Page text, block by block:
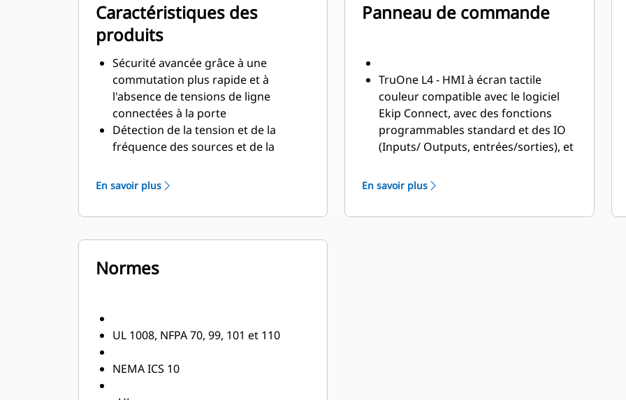
Caractéristiques des
produits
Sécurité avancée grâce à une
commutation plus rapide et à
l'absence de tensions de ligne
connectées à la porte
Détection de la tension et de la
fréquence des sources et de la
Port USB pour charger/télécharger
les paramètres
Connexion Bluetooth disponible et
HMI à écran tactile couleur protégée
Surveillance de l'usure des contacts,
prévision de la fin de vie des contacts
En savoir plus
Panneau de commande
TruOne L4 - HMI à écran tactile
couleur compatible avec le logiciel
Ekip Connect, avec des fonctions
programmables standard et des IO
(Inputs/ Outputs, entrées/sorties), et
rétablissement des pannes et à la
commutation rapide (< 50 ms).
En savoir plus
Normes
UL 1008, NFPA 70, 99, 101 et 110
NEMA ICS 10